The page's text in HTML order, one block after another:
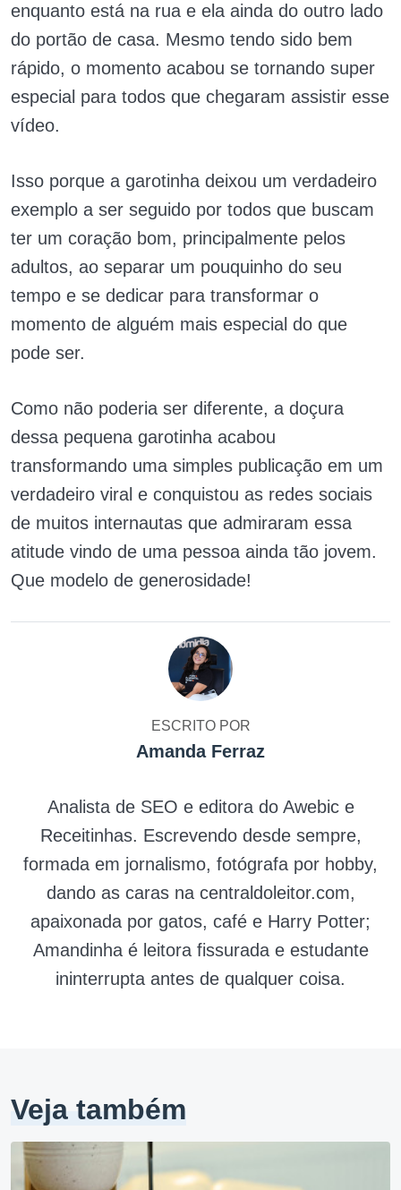
enquanto está na rua e ela ainda do outro lado
do portão de casa. Mesmo tendo sido bem
rápido, o momento acabou se tornando super
especial para todos que chegaram assistir esse
vídeo.
Isso porque a garotinha deixou um verdadeiro
exemplo a ser seguido por todos que buscam
ter um coração bom, principalmente pelos
adultos, ao separar um pouquinho do seu
tempo e se dedicar para transformar o
momento de alguém mais especial do que
pode ser.
Como não poderia ser diferente, a doçura
dessa pequena garotinha acabou
transformando uma simples publicação em um
verdadeiro viral e conquistou as redes sociais
de muitos internautas que admiraram essa
atitude vindo de uma pessoa ainda tão jovem.
Que modelo de generosidade!
ESCRITO POR
Amanda Ferraz
Analista de SEO e editora do Awebic e
Receitinhas. Escrevendo desde sempre,
formada em jornalismo, fotógrafa por hobby,
dando as caras na centraldoleitor.com,
apaixonada por gatos, café e Harry Potter;
Amandinha é leitora fissurada e estudante
ininterrupta antes de qualquer coisa.
Veja também